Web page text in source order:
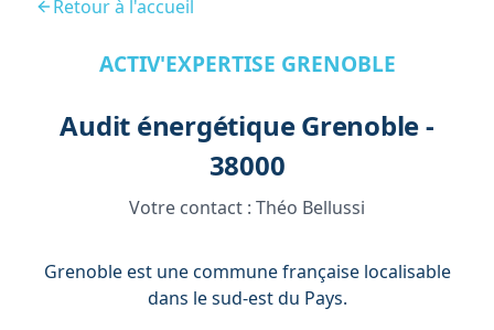
Retour à l'accueil
ACTIV'EXPERTISE GRENOBLE
Audit énergétique Grenoble -
38000
Votre contact : Théo Bellussi
Grenoble est une commune française localisable
dans le sud-est du Pays.